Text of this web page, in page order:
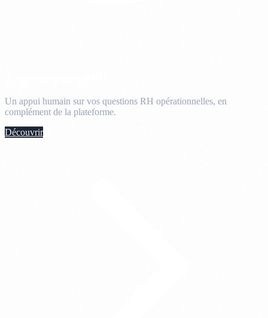
Un appui humain sur vos questions RH opérationnelles, en
complément de la plateforme.
Découvrir